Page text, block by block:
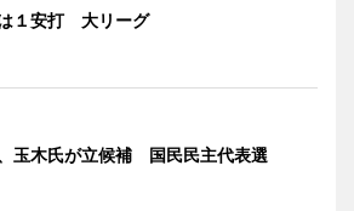
１安打 大リーグ
玉木氏が立候補 国民民主代表選